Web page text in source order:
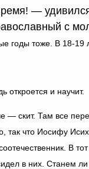
—
с
годы тоже. В 18-
откроется и научит.
— скит. Там все
что Иосифу
В
в них.Станем